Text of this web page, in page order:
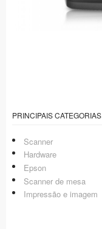
PRINCIPAIS CATEGORIAS
Scanner
Hardware
Epson
Scanner de mesa
Impressão e imagem